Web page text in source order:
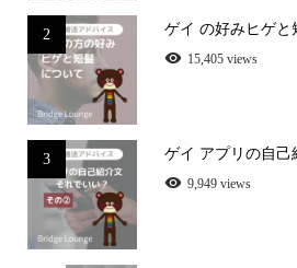
2 ゲイ の好みヒゲと
15,405 views
3 ゲイ アプリの自
9,949 views